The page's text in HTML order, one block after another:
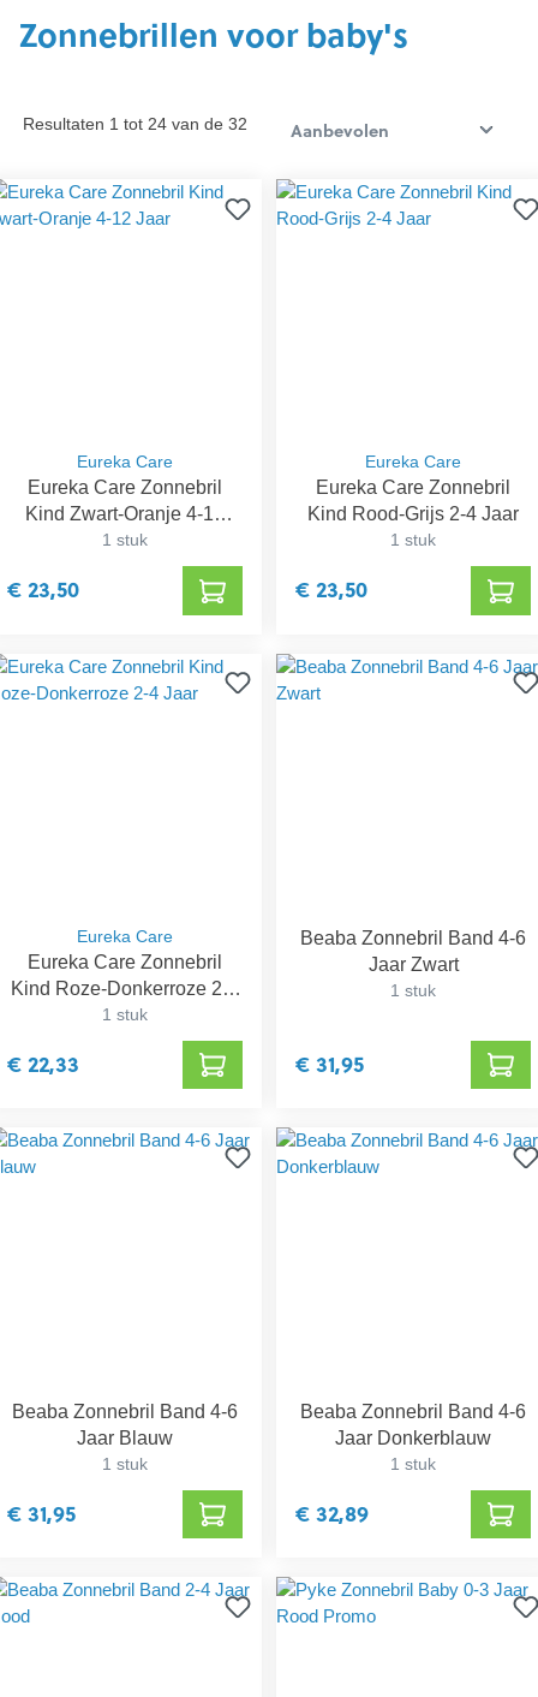
Zonnebrillen voor baby's
Resultaten 1 tot 24 van de 32
Eureka Care
Eureka Care Zonnebril
Kind Zwart-Oranje 4-12
Jaar
1 stuk
€ 23,50
Eureka Care
Eureka Care Zonnebril
Kind Rood-Grijs 2-4 Jaar
1 stuk
€ 23,50
Eureka Care
Eureka Care Zonnebril
Kind Roze-Donkerroze 2-4
Jaar
1 stuk
€ 22,33
Beaba Zonnebril Band 4-6
Jaar Zwart
1 stuk
€ 31,95
Beaba Zonnebril Band 4-6
Jaar Blauw
1 stuk
€ 31,95
Beaba Zonnebril Band 4-6
Jaar Donkerblauw
1 stuk
€ 32,89